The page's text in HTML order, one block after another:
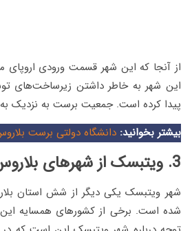
از آنجا که این شهر قسمت ورودی اروپای
این شهر به خاطر داشتن زیرساخت‌های
پیدا کرده است. جمعیت برست به نزدیک به ۱.۳۰۰ هزار تخمین زده شده
بیشتر بخوانید:دانشگاه دولتی برست
3. ویتبسک از شهرهای بلاروس
شهر ویتبسک یکی دیگر از شش استان
شده است. برخی از کشورهای همسایه این